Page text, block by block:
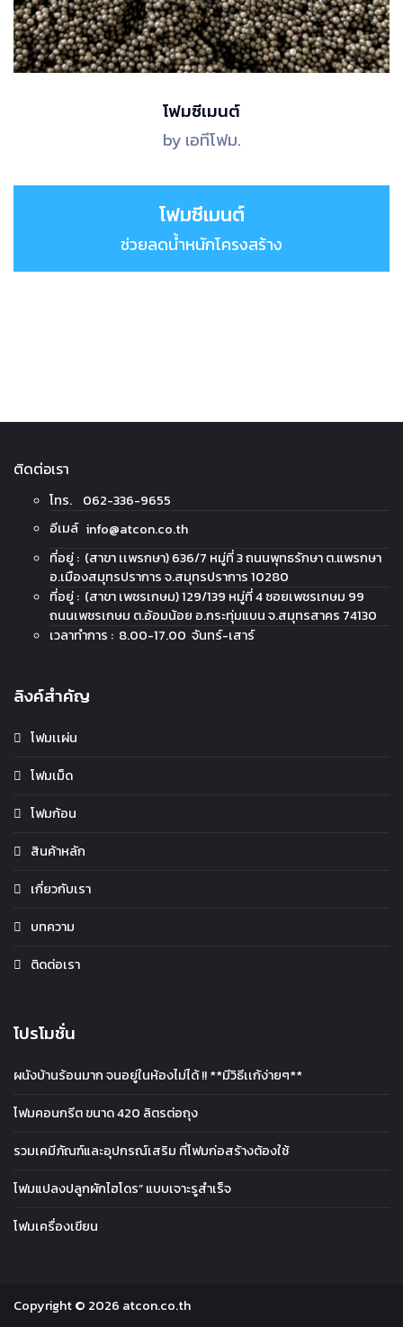
โฟมซีเมนต์
by เอทีโฟม.
โฟมซีเมนต์
ช่วยลดน้ำหนักโครงสร้าง
ติดต่อเรา
โทร. 062-336-9655
อีเมล์ info@atcon.co.th
ที่อยู่ : (สาขา เเพรกษา) 636/7 หมู่ที่ 3 ถนนพุทธรักษา ต.แพรกษา
อ.เมืองสมุทรปราการ จ.สมุทรปราการ 10280
ที่อยู่ : (สาขา เพชรเกษม) 129/139 หมู่ที่ 4 ซอยเพชรเกษม 99
ถนนเพชรเกษม ต.อ้อมน้อย อ.กระทุ่มแบน จ.สมุทรสาคร 74130
เวลาทำการ : 8.00-17.00 จันทร์-เสาร์
ลิงค์สำคัญ
โฟมเเผ่น
โฟมเม็ด
โฟมก้อน
สินค้าหลัก
เกี่ยวกับเรา
บทความ
ติดต่อเรา
โปรโมชั่น
ผนังบ้านร้อนมาก จนอยู่ในห้องไม่ได้ !! **มีวิธีเเก้ง่ายๆ**
โฟมคอนกรีต ขนาด 420 ลิตรต่อถุง
รวมเคมีภัณฑ์และอุปกรณ์เสริม ที่โฟมก่อสร้างต้องใช้
โฟมแปลงปลูกผักไฮโดร” แบบเจาะรูสำเร็จ
โฟมเครื่องเขียน
Copyright © 2026 atcon.co.th